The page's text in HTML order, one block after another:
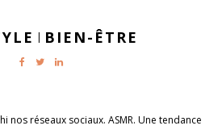
| BIEN-ÊTRE
nos réseaux sociaux. ASMR. Une tendance